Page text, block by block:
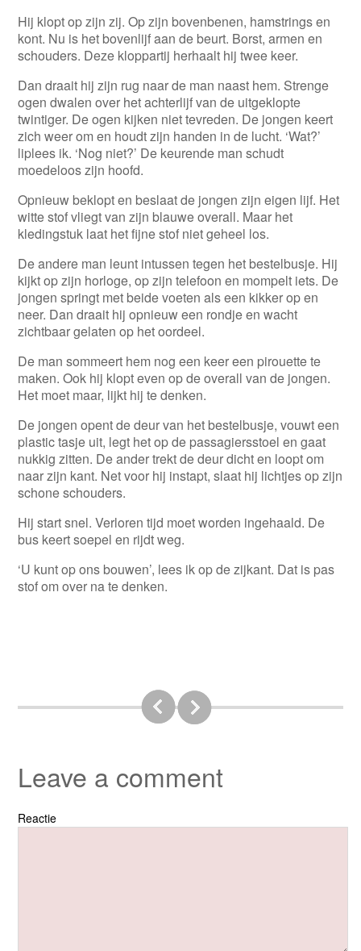
Hij klopt op zijn zij. Op zijn bovenbenen, hamstrings en
kont. Nu is het bovenlijf aan de beurt. Borst, armen en
schouders. Deze kloppartij herhaalt hij twee keer.
Dan draait hij zijn rug naar de man naast hem. Strenge
ogen dwalen over het achterlijf van de uitgeklopte
twintiger. De ogen kijken niet tevreden. De jongen keert
zich weer om en houdt zijn handen in de lucht. ‘Wat?’
liplees ik. ‘Nog niet?’ De keurende man schudt
moedeloos zijn hoofd.
Opnieuw beklopt en beslaat de jongen zijn eigen lijf. Het
witte stof vliegt van zijn blauwe overall. Maar het
kledingstuk laat het fijne stof niet geheel los.
De andere man leunt intussen tegen het bestelbusje. Hij
kijkt op zijn horloge, op zijn telefoon en mompelt iets. De
jongen springt met beide voeten als een kikker op en
neer. Dan draait hij opnieuw een rondje en wacht
zichtbaar gelaten op het oordeel.
De man sommeert hem nog een keer een pirouette te
maken. Ook hij klopt even op de overall van de jongen.
Het moet maar, lijkt hij te denken.
De jongen opent de deur van het bestelbusje, vouwt een
plastic tasje uit, legt het op de passagiersstoel en gaat
nukkig zitten. De ander trekt de deur dicht en loopt om
naar zijn kant. Net voor hij instapt, slaat hij lichtjes op zijn
schone schouders.
Hij start snel. Verloren tijd moet worden ingehaald. De
bus keert soepel en rijdt weg.
‘U kunt op ons bouwen’, lees ik op de zijkant. Dat is pas
stof om over na te denken.
Leave a comment
Reactie